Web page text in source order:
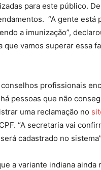
para este público.
“A gente está
a imunização”,
vamos superar essa
profissionais
pessoas que não
uma reclamação no
“A secretaria vai
cadastrado no
a variante indiana ainda